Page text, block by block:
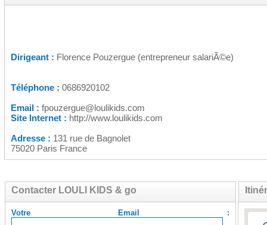
Dirigeant : Florence Pouzergue (entrepreneur salariÃ©e)
Téléphone : 0686920102
Email : fpouzergue@loulikids.com
Site Internet : http://www.loulikids.com
Adresse : 131 rue de Bagnolet
75020 Paris France
Contacter LOULI KIDS & go
Votre Email :